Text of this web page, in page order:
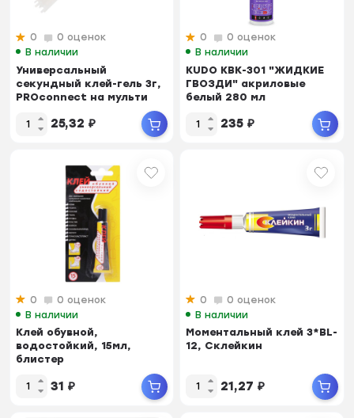
0
0 оценок
В наличии
Универсальный
секундный клей-гель 3г,
PROconnect на мульти
25,32 ₽
0
0 оценок
В наличии
KUDO KBK-301 "ЖИДКИЕ
ГВОЗДИ" акриловые
белый 280 мл
235 ₽
0
0 оценок
В наличии
Клей обувной,
водостойкий, 15мл,
блистер
31 ₽
0
0 оценок
В наличии
Моментальный клей 3*BL-
12, Склейкин
21,27 ₽